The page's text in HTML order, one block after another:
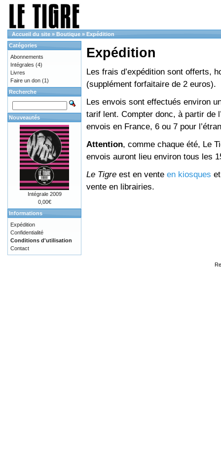
Accueil du site » Boutique » Expédition
Expédition
Les frais d’expédition sont offerts,
(supplément forfaitaire de 2 euros).
Les envois sont effectués environ
tarif lent. Compter donc, à partir de
envois en France, 6 ou 7 pour
Attention, comme chaque été, Le
envois auront lieu environ tous les
Le Tigre est en vente en kiosques
vente en librairies.
Catégories
Abonnements
Intégrales (4)
Livres
Faire un don (1)
Recherche
Nouveautés
Intégrale 2009
0,00€
Informations
Expédition
Confidentialité
Conditions d'utilisation
Contact